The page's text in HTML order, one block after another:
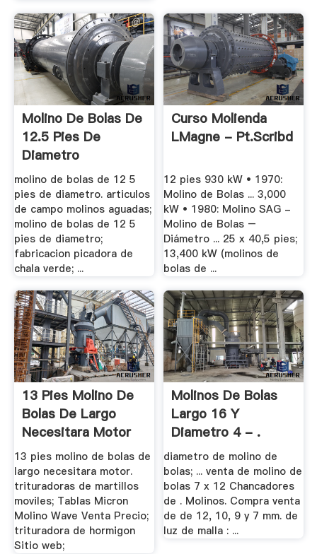
Molino De Bolas De
12.5 Pies De
Diametro
molino de bolas de 12 5
pies de diametro. articulos
de campo molinos aguadas;
molino de bolas de 12 5
pies de diametro;
fabricacion picadora de
chala verde; ...
Curso Molienda
LMagne - Pt.scribd
12 pies 930 kW • 1970:
Molino de Bolas ... 3,000
kW • 1980: Molino SAG -
Molino de Bolas –
Diámetro ... 25 x 40,5 pies;
13,400 kW (molinos de
bolas de ...
13 Pies Molino De
Bolas De Largo
Necesitara Motor
13 pies molino de bolas de
largo necesitara motor.
trituradoras de martillos
moviles; Tablas Micron
Molino Wave Venta Precio;
trituradora de hormigon
Sitio web;
Molinos De Bolas
Largo 16 Y
Diametro 4 - .
diametro de molino de
bolas; ... venta de molino de
bolas 7 x 12 Chancadores
de . Molinos. Compra venta
de de 12, 10, 9 y 7 mm. de
luz de malla : ...